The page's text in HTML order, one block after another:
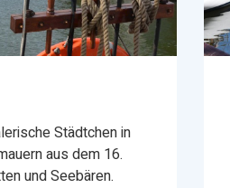
Städtchen in
aus dem 16.
und Seebären.